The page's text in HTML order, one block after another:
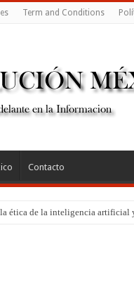
Term and Conditions
Contacto
ética de la inteligencia